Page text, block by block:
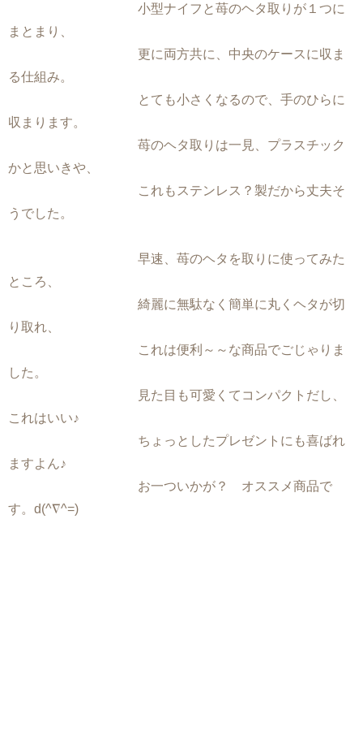
小型ナイフと苺のヘタ取りが１つに
まとまり、
更に両方共に、中央のケースに収ま
る仕組み。
とても小さくなるので、手のひらに
収まります。
苺のヘタ取りは一見、プラスチック
かと思いきや、
これもステンレス？製だから丈夫そ
うでした。
早速、苺のヘタを取りに使ってみた
ところ、
綺麗に無駄なく簡単に丸くヘタが切
り取れ、
これは便利～～な商品でごじゃりま
した。
見た目も可愛くてコンパクトだし、
これはいい♪
ちょっとしたプレゼントにも喜ばれ
ますよん♪
お一ついかが？ オススメ商品で
す。d(^∇^=)